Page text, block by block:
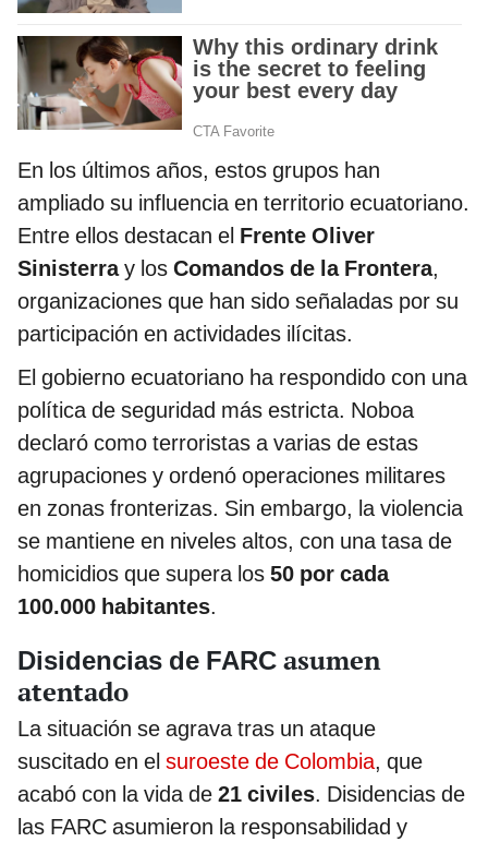
En los últimos años, estos grupos han
ampliado su influencia en territorio ecuatoriano.
Entre ellos destacan el Frente Oliver
Sinisterray los Comandos de la Frontera,
organizaciones que han sido señaladas por su
participación en actividades ilícitas.
El gobierno ecuatoriano ha respondido con una
política de seguridad más estricta. Noboa
declaró como terroristas a varias de estas
agrupaciones y ordenó operaciones militares
en zonas fronterizas. Sin embargo, la violencia
se mantiene en niveles altos, con una tasa de
homicidios que supera los 50 por cada
100.000 habitantes.
Disidencias de FARC asumen
atentado
La situación se agrava tras un ataque
suscitado en el suroeste de Colombia, que
acabó con la vida de 21 civiles. Disidencias de
las FARC asumieron la responsabilidad y